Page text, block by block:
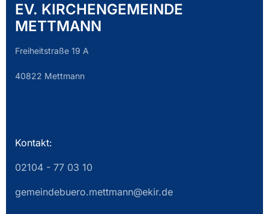
EV. KIRCHENGEMEINDE
METTMANN
Freiheitstraße 19 A
40822 Mettmann
Kontakt:
02104 - 77 03 10
gemeindebuero.mettmann@ekir.de